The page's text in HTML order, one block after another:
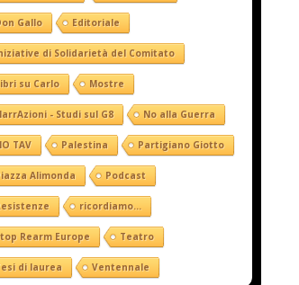
Gallo Editoriale
di Solidarietà del Comitato
su Carlo Mostre
- Studi sul G8 No alla Guerra
TAV Palestina Partigiano Giotto
Alimonda Podcast
ricordiamo...
Rearm Europe Teatro
di laurea Ventennale